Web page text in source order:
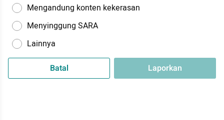
Mengandung konten kekerasan
Menyinggung SARA
Lainnya
Batal Laporkan